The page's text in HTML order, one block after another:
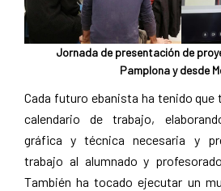
Jornada de presentación de
Pamplona y desde
Cada futuro ebanista ha tenido que
calendario de trabajo,
gráfica y técnica necesaria y
trabajo al alumnado y
También ha tocado ejecutar un